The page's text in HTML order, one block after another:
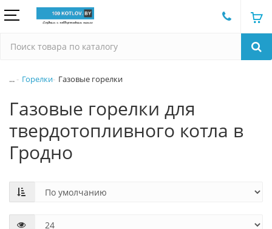
... Горелки Газовые горелки
Газовые горелки для
твердотопливного котла в
Гродно